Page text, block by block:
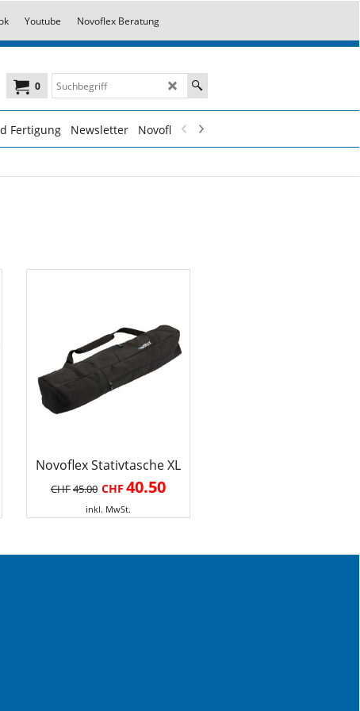
Youtube Novoflex Beratung
0
Fertigung Newsletter Novoflex Fotokurse
Novoflex Stativtasche XL
CHF45.00 CHF 40.50
inkl. MwSt.